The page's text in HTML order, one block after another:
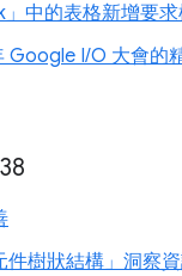
中的表格新增要
Google I/O 大會的
件樹狀結構」洞察